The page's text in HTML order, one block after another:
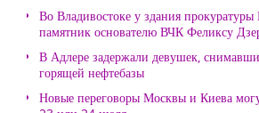
Во Владивостоке у здания
памятник основателю ВЧК Феликсу
В Адлере задержали девушек,
горящей нефтебазы
Новые переговоры Москвы и Киева